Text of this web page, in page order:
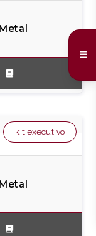
kit executivo